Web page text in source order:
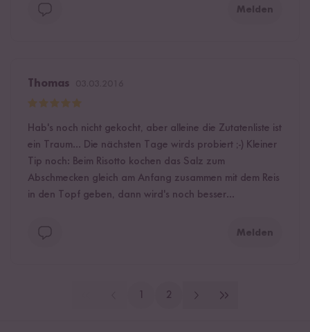
Melden
Thomas
Hab's noch nicht gekocht, aber alleine die Zutatenliste ist
ein Traum... Die nächsten Tage wirds probiert ;-) Kleiner
Tip noch: Beim Risotto kochen das Salz zum
Abschmecken gleich am Anfang zusammen mit dem Reis
in den Topf geben, dann wird's noch besser...
Melden
1 2